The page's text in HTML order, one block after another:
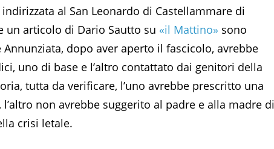
al San Leonardo di Castellammare di
un articolo di Dario Sautto su «il Mattino» sono
dopo aver aperto il fascicolo, avrebbe
uno di base e l’altro contattato dai genitori della
tutta da verificare, l’uno avrebbe prescritto una
non avrebbe suggerito al padre e alla madre di
crisi letale.